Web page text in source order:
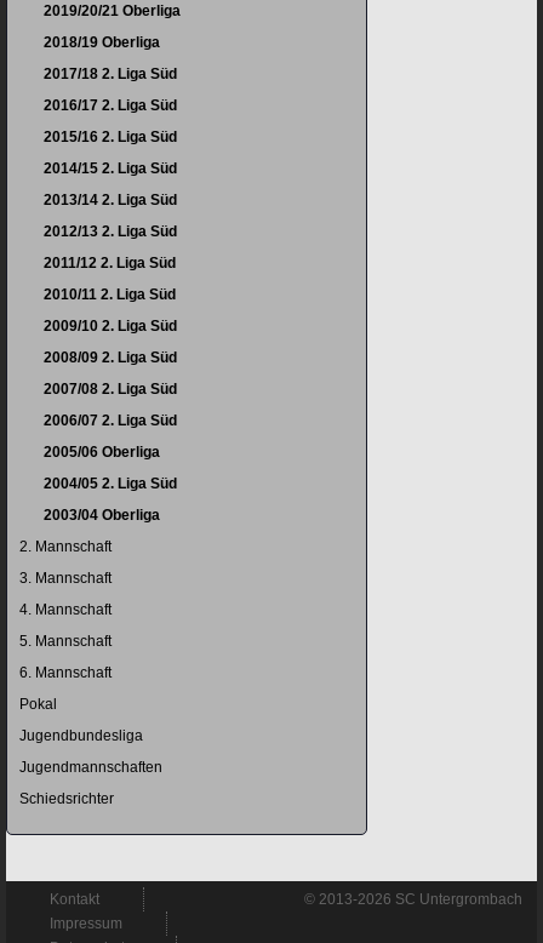
2019/20/21 Oberliga
2018/19 Oberliga
2017/18 2. Liga Süd
2016/17 2. Liga Süd
2015/16 2. Liga Süd
2014/15 2. Liga Süd
2013/14 2. Liga Süd
2012/13 2. Liga Süd
2011/12 2. Liga Süd
2010/11 2. Liga Süd
2009/10 2. Liga Süd
2008/09 2. Liga Süd
2007/08 2. Liga Süd
2006/07 2. Liga Süd
2005/06 Oberliga
2004/05 2. Liga Süd
2003/04 Oberliga
2. Mannschaft
3. Mannschaft
4. Mannschaft
5. Mannschaft
6. Mannschaft
Pokal
Jugendbundesliga
Jugendmannschaften
Schiedsrichter
© 2013-2026 SC Untergrombach
Navigation
überspringen
Kontakt
Impressum